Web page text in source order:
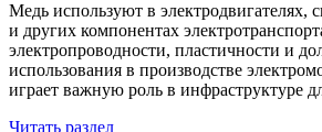
Медь используют в электродвигателях,
и других компонентах
электропроводности, пластичности и
использования в производстве
играет важную роль в инфраструктуре
Читать раздел